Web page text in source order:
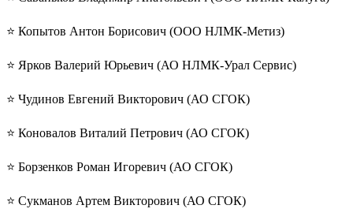
⭐️ Копытов Антон Борисович (ООО НЛМК-Метиз)
⭐️ Ярков Валерий Юрьевич (АО НЛМК-Урал Сервис)
⭐️ Чудинов Евгений Викторович (АО СГОК)
⭐️ Коновалов Виталий Петрович (АО СГОК)
⭐️ Борзенков Роман Игоревич (АО СГОК)
⭐️ Сукманов Артем Викторович (АО СГОК)